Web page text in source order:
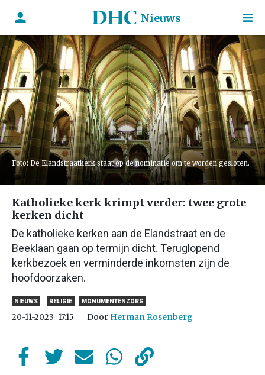
Nieuws
Foto: De Elandstraatkerk staat op de nominatie om te worden gesloten.
Katholieke kerk krimpt verder: twee grote
kerken dicht
De katholieke kerken aan de Elandstraat en de
Beeklaan gaan op termijn dicht. Teruglopend
kerkbezoek en verminderde inkomsten zijn de
hoofdoorzaken.
NIEUWS RELIGIE MONUMENTENZORG
20-11-2023 17:15 Door Herman Rosenberg